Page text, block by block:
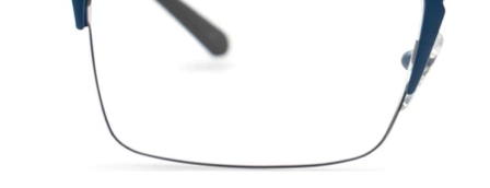
Largeur des verres
35 mm
Largeur des verres Largeur des verres
Largeur